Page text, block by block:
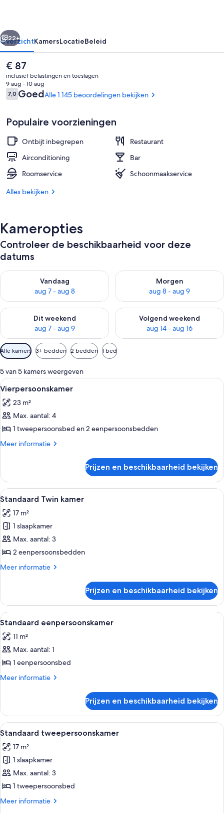
Dagelijks continentaal ontbijt
Volgende
22+
OverzichtKamersLocatieBeleid
De
huidige
prijs
is
€ 87
€ 87
inclusief belastingen en toeslagen
9 aug - 10 aug
Beoordelingen
7,07,0 op 10 –
GoedAlle 1.145 beoordelingen bekijken
Populaire voorzieningen
Ontbijt inbegrepen
Restaurant
Airconditioning
Bar
Roomservice
Schoonmaakservice
Alles bekijken
Kameropties
Controleer de beschikbaarheid voor deze
datums
Vandaag
aug 7 - aug 8
De beschikbaarheid controleren voor vanavond aug 7 - aug 8
Morgen
aug 8 - aug 9
De beschikbaarheid
Dit weekend
aug 7 - aug 9
De beschikbaarheid controleren voor dit weekend aug 7 -
Volgend weekend
aug 14 - aug 16
De beschikbaarheid
Beschikbare
filters
voor
kamers
Alle kamers 3+ bedden 2 bedden 1 bed
5 van 5 kamers weergeven
Alle
foto's
voor
Vierpersoonskamer
laden
Een hotelkamer met een bed, een
4
Vierpersoonskamer
23 m²
Max. aantal: 4
1 tweepersoonsbed en 2 eenpersoonsbedden
Meer informatie
Meer
Prijzen en beschikbaarheid bekijken
Alle
foto's
voor
Standaard
Twin
kamer
laden
Een hotelkamer met een
5
Standaard Twin kamer
17 m²
1 slaapkamer
Max. aantal: 3
2 eenpersoonsbedden
Meer informatie
Meer
Twin
kamer
Prijzen en beschikbaarheid bekijken
Alle
foto's
voor
Standaard
eenpersoonskamer
laden
Een hotelkamer met een bed,
4
Standaard eenpersoonskamer
11 m²
Max. aantal: 1
1 eenpersoonsbed
Meer informatie
Meer
eenpersoonskamer
Prijzen en beschikbaarheid bekijken
Alle
foto's
voor
Standaard
tweepersoonskamer
laden
Een hotelkamer met een groot bed,
4
Standaard tweepersoonskamer
17 m²
1 slaapkamer
Max. aantal: 3
1 tweepersoonsbed
Meer informatie
Meer